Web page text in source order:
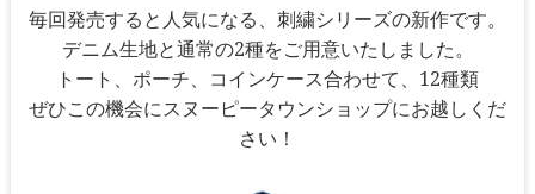
毎回発売すると人気になる、刺繍シリーズの新作です。
デニム生地と通常の2種をご用意いたしました。
トート、ポーチ、コインケース合わせて、12種類
ぜひこの機会にスヌーピータウンショップにお越しくだ
さい！